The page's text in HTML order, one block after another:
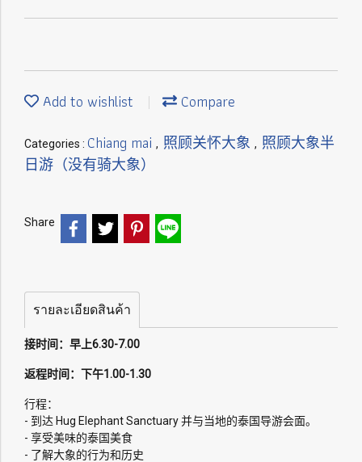
Add to wishlist Compare
Categories : Chiang mai , 照顾关怀大象 , 照顾大象半
日游（没有骑大象）
Share
รายละเอียดสินค้า
接时间：早上6.30-7.00
返程时间：下午1.00-1.30
行程：
- 到达 Hug Elephant Sanctuary 并与当地的泰国导游会面。
- 享受美味的泰国美食
- 了解大象的行为和历史